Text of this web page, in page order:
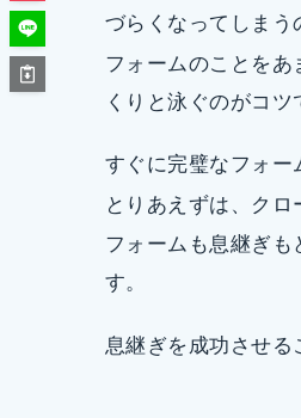
づらくなってしまう
フォームのことを
くりと泳ぐのがコツ
すぐに完璧なフォー
とりあえずは、クロ
フォームも息継ぎ
す。
息継ぎを成功させる